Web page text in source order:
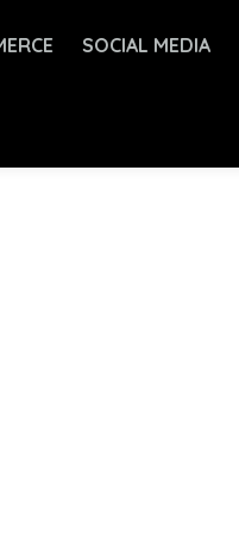
SOCIAL MEDIA